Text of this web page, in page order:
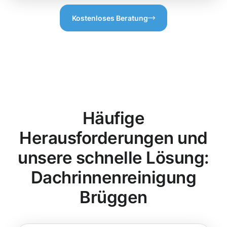
Kostenloses Beratung
Häufige
Herausforderungen und
unsere schnelle Lösung:
Dachrinnenreinigung
Brüggen